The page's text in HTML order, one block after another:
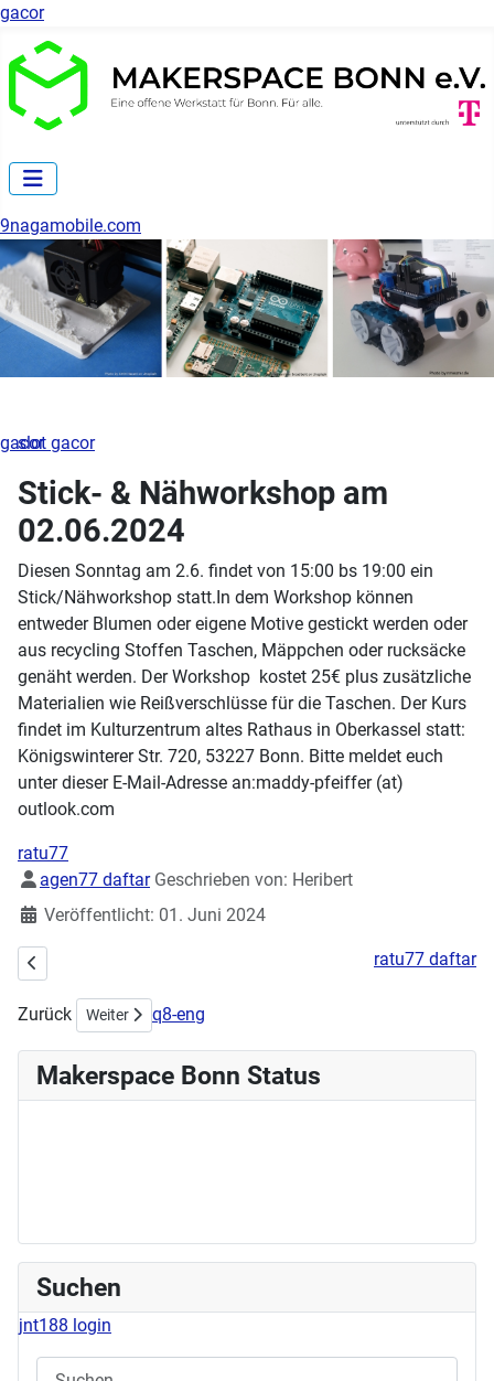
gacor
9nagamobile.com
gacor
Stick- & Nähworkshop am
02.06.2024
Diesen Sonntag am 2.6. findet von 15:00 bs 19:00 ein
Stick/Nähworkshop statt.In dem Workshop können
entweder Blumen oder eigene Motive gestickt werden oder
aus recycling Stoffen Taschen, Mäppchen oder rucksäcke
genäht werden. Der Workshop kostet 25€ plus zusätzliche
Materialien wie Reißverschlüsse für die Taschen. Der Kurs
findet im Kulturzentrum altes Rathaus in Oberkassel statt:
Königswinterer Str. 720, 53227 Bonn. Bitte meldet euch
unter dieser E-Mail-Adresse an:maddy-pfeiffer (at)
outlook.com
ratu77
Details
agen77 daftarGeschrieben von: Heribert
Veröffentlicht: 01. Juni 2024
Vorheriger Beitrag: Workshop Tassen designen am 23.06.2024
ratu77 daftar
Zurück Nächster Beitrag: Workshop am Sonntag:
Weiter q8-eng
slot gacor
Makerspace Bonn Status
Suchen
jnt188 login